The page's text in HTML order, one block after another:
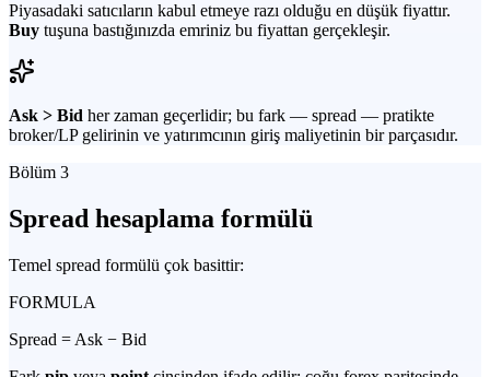
Piyasadaki satıcıların kabul etmeye razı olduğu en düşük fiyattır.
Buy tuşuna bastığınızda emriniz bu fiyattan gerçekleşir.
Ask > Bid her zaman geçerlidir; bu fark — spread — pratikte
broker/LP gelirinin ve yatırımcının giriş maliyetinin bir parçasıdır.
Bölüm 3
Spread hesaplama formülü
Temel spread formülü çok basittir:
FORMULA
Spread = Ask − Bid